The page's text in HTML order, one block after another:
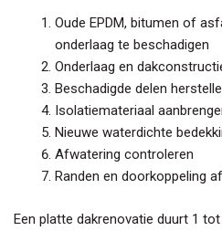
Oude EPDM, bitumen of
onderlaag te beschadigen
Onderlaag en
Beschadigde delen
Isolatiemateriaal
Nieuwe waterdichte
Afwatering controleren
Randen en doorkoppeling
Een platte dakrenovatie duurt 1